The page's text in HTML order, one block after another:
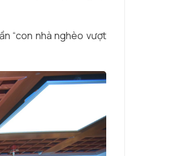
“con nhà nghèo vượt